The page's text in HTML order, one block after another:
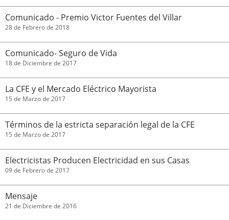
Comunicado - Premio Victor Fuentes del Villar
28 de Febrero de 2018
Comunicado- Seguro de Vida
18 de Diciembre de 2017
La CFE y el Mercado Eléctrico Mayorista
15 de Marzo de 2017
Términos de la estricta separación legal de la CFE
15 de Marzo de 2017
Electricistas Producen Electricidad en sus Casas
09 de Febrero de 2017
Mensaje
21 de Diciembre de 2016